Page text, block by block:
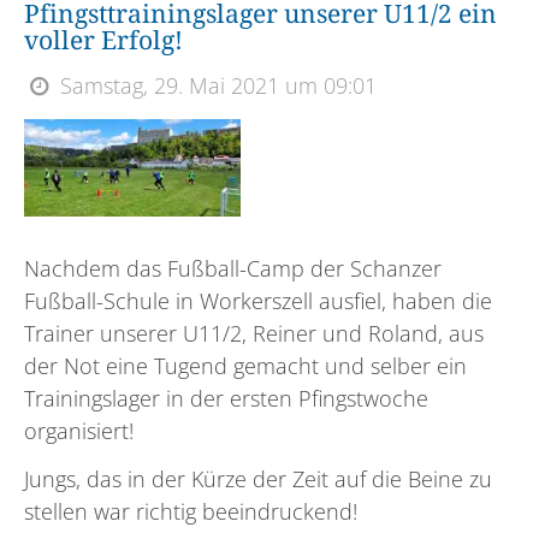
Pfingsttrainingslager unserer U11/2 ein
voller Erfolg!
Samstag, 29. Mai 2021 um 09:01
Nachdem das Fußball-Camp der Schanzer
Fußball-Schule in Workerszell ausfiel, haben die
Trainer unserer U11/2, Reiner und Roland, aus
der Not eine Tugend gemacht und selber ein
Trainingslager in der ersten Pfingstwoche
organisiert!
Jungs, das in der Kürze der Zeit auf die Beine zu
stellen war richtig beeindruckend!